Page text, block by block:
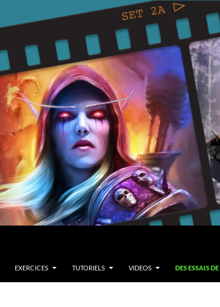
EXERCICES TUTORIELS VIDEOS DES ESSAIS